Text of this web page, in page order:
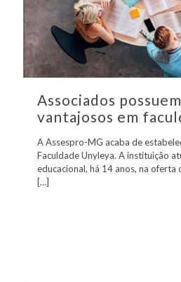
Associados
vantajosos em
A Assespro-MG acaba de
Faculdade Unyleya. A instituição
educacional, há 14 anos, na oferta
[…]